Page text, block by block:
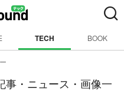
TECH BOOK
事・ニュース・画像一